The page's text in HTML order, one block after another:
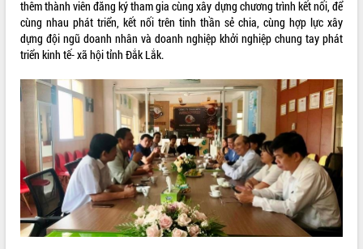
Loading the player...
Khám bệnh, cấp phát thuốc miễn phí
và tặng quà người dân xã Cư Pui
Hội nghị UBND tỉnh Đắk Lắk thường kỳ
tháng 7/2026
thêm thành viên đăng ký tham gia cùng xây dựng chương trình kết nối, để
cùng nhau phát triển, kết nối trên tinh thần sẻ chia, cùng hợp lực xây
dựng đội ngũ doanh nhân và doanh nghiệp khởi nghiệp chung tay phát
triển kinh tế- xã hội tỉnh Đắk Lắk.